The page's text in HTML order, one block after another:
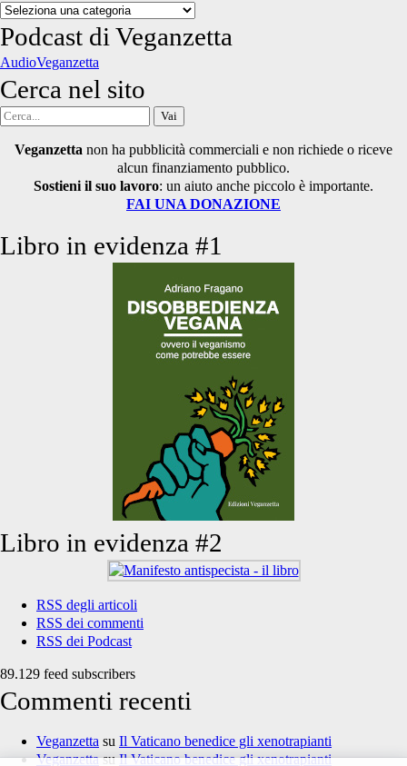
Categorie
degli
articoli
Podcast di Veganzetta
AudioVeganzetta
Cerca nel sito
Cerca
Veganzetta non ha pubblicità commerciali e non richiede o riceve
alcun finanziamento pubblico.
Sostieni il suo lavoro: un aiuto anche piccolo è importante.
FAI UNA DONAZIONE
Libro in evidenza #1
Libro in evidenza #2
RSS degli articoli
RSS dei commenti
RSS dei Podcast
89.129 feed subscribers
Commenti recenti
Veganzetta su Il Vaticano benedice gli xenotrapianti
VeganzettasuIl Vaticano benedice gli xenotrapianti